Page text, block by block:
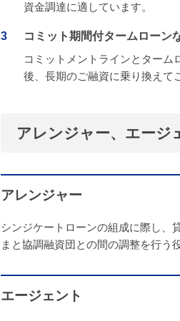
資金調達に適しています。
3
コミット期間付タームローン
コミットメントラインとターム
後、長期のご融資に乗り換えて
アレンジャー、エージ
アレンジャー
シンジケートローンの組成に際し、
まと協調融資団との間の調整を行う
エージェント